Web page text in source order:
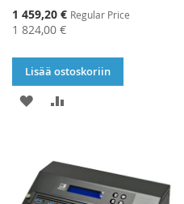
Special
Price
1 459,20 € Regular Price
1 824,00 €
Lisää ostoskoriin
LISÄÄ